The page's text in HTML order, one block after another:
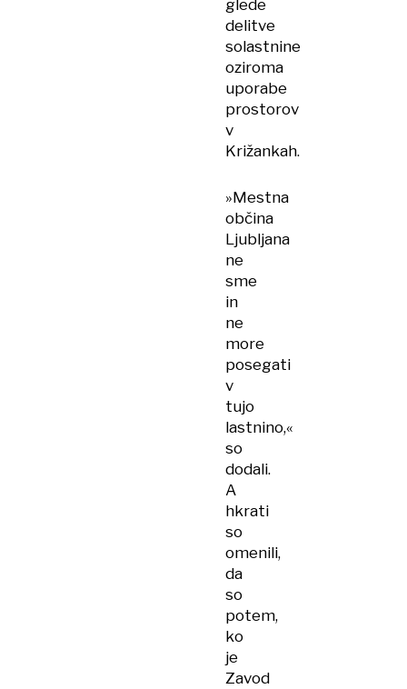
glede
delitve
solastnine
oziroma
uporabe
prostorov
v
Križankah.
»Mestna
občina
Ljubljana
ne
sme
in
ne
more
posegati
v
tujo
lastnino,«
so
dodali.
A
hkrati
so
omenili,
da
so
potem,
ko
je
Zavod